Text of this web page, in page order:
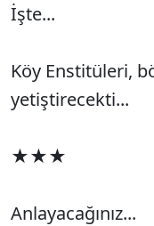
İşte...
Köy Enstitüleri,
yetiştirecekti...
★★★
Anlayacağınız...